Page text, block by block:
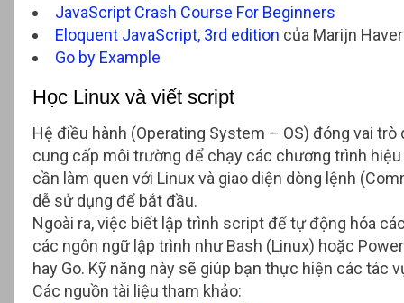
JavaScript Crash Course For Beginners
Eloquent JavaScript, 3rd edition của Marijn
Go by Example
Học Linux và viết script
Hệ điều hành (Operating System – OS) đóng vai
cung cấp môi trường để chạy các chương trình
cần làm quen với Linux và giao diện dòng lệnh
dễ sử dụng để bắt đầu.
Ngoài ra, việc biết lập trình script để tự động hóa
các ngôn ngữ lập trình như Bash (Linux) hoặc
hay Go. Kỹ năng này sẽ giúp bạn thực hiện các tác
Các nguồn tài liệu tham khảo: